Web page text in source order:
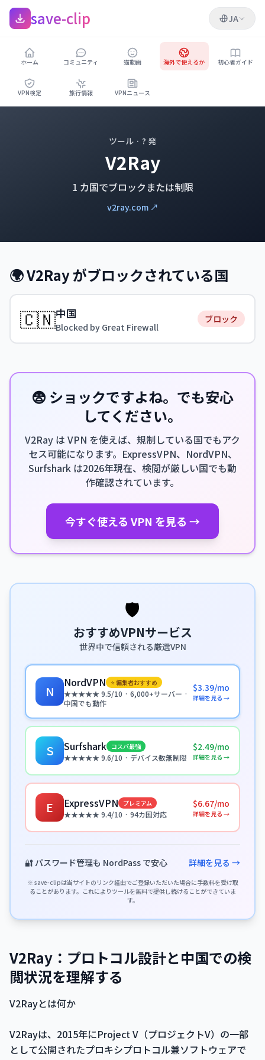
save-clip JA
ホーム コミュニティ 猫動画 海外で使えるか 初心者ガイド
VPN検定 旅行情報 VPNニュース
ツール · ? 発
V2Ray
1 カ国でブロックまたは制限
v2ray.com ↗
🌍 V2Ray がブロックされている国
🇨🇳中国
Blocked by Great Firewall
ブロック
😨 ショックですよね。でも安心
してください。
V2Ray は VPN を使えば、規制している国でもアク
セス可能になります。ExpressVPN、NordVPN、
Surfshark は2026年現在、検閲が厳しい国でも動
作確認されています。
今すぐ使える VPN を見る →
🛡️
おすすめVPNサービス
世界中で信頼される厳選VPN
N
NordVPN ⭐ 編集者おすすめ
★★★★★ 9.5/10 · 6,000+サーバー ·
中国でも動作
$3.39/mo
詳細を見る →
S Surfshark コスパ最強
★★★★★ 9.6/10 · デバイス数無制限
$2.49/mo
詳細を見る →
E ExpressVPN プレミアム
★★★★★ 9.4/10 · 94カ国対応
$6.67/mo
詳細を見る →
🔐 パスワード管理も NordPass で安心 詳細を見る →
※ save-clipは当サイトのリンク経由でご登録いただいた場合に手数料を受け取
ることがあります。これによりツールを無料で提供し続けることができていま
す。
V2Ray：プロトコル設計と中国での検
閲状況を理解する
V2Rayとは何か
V2Rayは、2015年にProject V（プロジェクトV）の一部
として公開されたプロキシプロトコル兼ソフトウェアで